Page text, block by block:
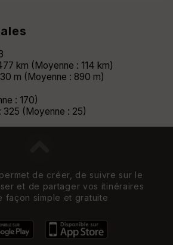
km (Moyenne : 114 km)
m (Moyenne : 890 m)
: 170)
325 (Moyenne : 25)
de créer, de suivre sur le
et de partager vos itinéraires
façon simple et gratuite